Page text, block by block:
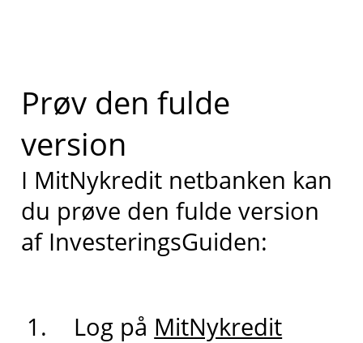
Prøv den fulde
version
I MitNykredit netbanken kan
du prøve den fulde version
af InvesteringsGuiden:
Log på MitNykredit